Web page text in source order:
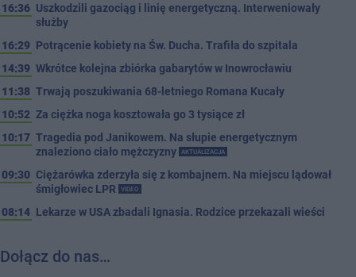
16:36 Uszkodzili gazociąg i linię energetyczną. Interweniowały
służby
16:29 Potrącenie kobiety na Św. Ducha. Trafiła do szpitala
14:39 Wkrótce kolejna zbiórka gabarytów w Inowrocławiu
11:38 Trwają poszukiwania 68-letniego Romana Kucały
10:52 Za ciężka noga kosztowała go 3 tysiące zł
10:17 Tragedia pod Janikowem. Na słupie energetycznym
znaleziono ciało mężczyzny
AKTUALIZACJA
09:30 Ciężarówka zderzyła się z kombajnem. Na miejscu lądował
śmigłowiec LPR
VIDEO
08:14 Lekarze w USA zbadali Ignasia. Rodzice przekazali wieści
Dołącz do nas…